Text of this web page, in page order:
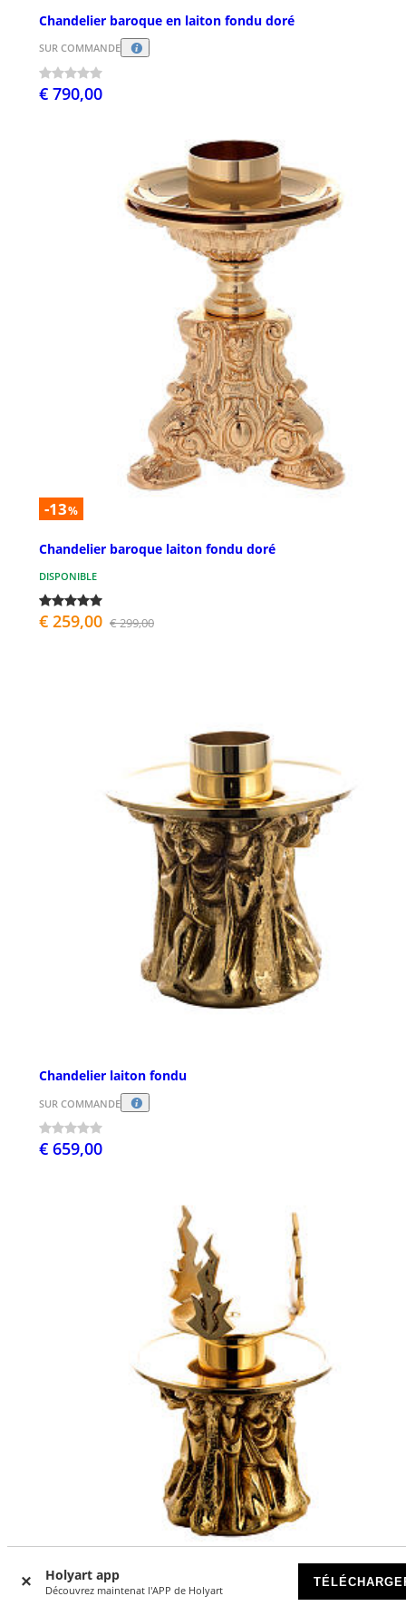
Holyart app
Découvrez maintenat l'APP de Holyart
Chandelier baroque en laiton fondu doré
SUR COMMANDE
€ 790,00
-13%
Chandelier baroque laiton fondu doré
DISPONIBLE
€ 259,00 € 299,00
Chandelier laiton fondu
SUR COMMANDE
€ 659,00
Lampe d'autel ou pour le Saint Sacrément laiton